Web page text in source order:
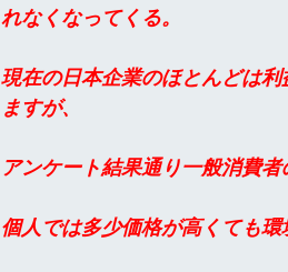
れなくなってくる。
現在の日本企業のほとんどは
ますが、
アンケート結果通り一般消費
個人では多少価格が高くても